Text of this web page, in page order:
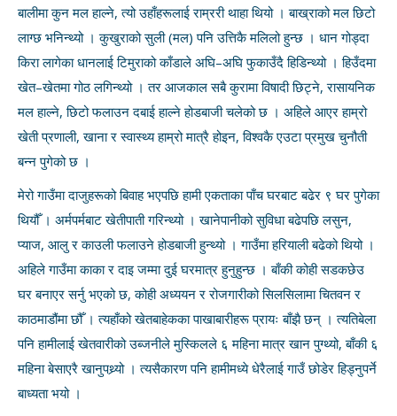
बालीमा कुन मल हाल्ने, त्यो उहाँहरूलाई राम्ररी थाहा थियो । बाख्राको मल छिटो
लाग्छ भनिन्थ्यो । कुखुराको सुली (मल) पनि उत्तिकै मलिलो हुन्छ । धान गोड्दा
किरा लागेका धानलाई टिमुराको काँडाले अघि–अघि फुकाउँदै हिडिन्थ्यो । हिउँदमा
खेत–खेतमा गोठ लगिन्थ्यो । तर आजकाल सबै कुरामा विषादी छिट्ने, रासायनिक
मल हाल्ने, छिटो फलाउन दबाई हाल्ने होडबाजी चलेको छ । अहिले आएर हाम्रो
खेती प्रणाली, खाना र स्वास्थ्य हाम्रो मात्रै होइन, विश्वकै एउटा प्रमुख चुनौती
बन्न पुगेको छ ।
मेरो गाउँमा दाजुहरूको बिवाह भएपछि हामी एकताका पाँच घरबाट बढेर ९ घर पुगेका
थियौँ । अर्मपर्मबाट खेतीपाती गरिन्थ्यो । खानेपानीको सुविधा बढेपछि लसुन,
प्याज, आलु र काउली फलाउने होडबाजी हुन्थ्यो । गाउँमा हरियाली बढेको थियो ।
अहिले गाउँमा काका र दाइ जम्मा दुई घरमात्र हुनुहुन्छ । बाँकी कोही सडकछेउ
घर बनाएर सर्नु भएको छ, कोही अध्ययन र रोजगारीको सिलसिलामा चितवन र
काठमाडौंमा छौँ । त्यहाँको खेतबाहेकका पाखाबारीहरू प्रायः बाँझै छन् । त्यतिबेला
पनि हामीलाई खेतवारीको उब्जनीले मुस्किलले ६ महिना मात्र खान पुग्थ्यो, बाँकी ६
महिना बेसाएरै खानुपथ्र्यो । त्यसैकारण पनि हामीमध्ये धेरैलाई गाउँ छोडेर हिड्नुपर्ने
बाध्यता भयो ।